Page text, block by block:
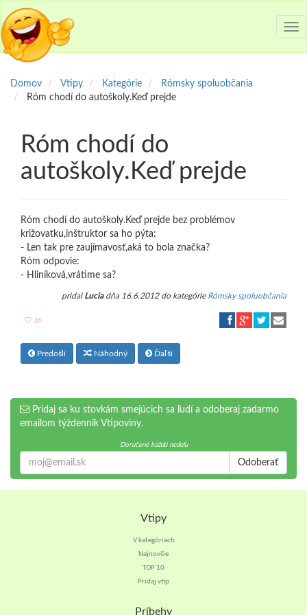
Domov Vtipy Kategórie
Rómsky spoluobčania
Róm chodí do autoškoly.Keď prejde
Róm chodí do
autoškoly.Keď prejde
Róm chodí do autoškoly.Keď prejde bez problémov
križovatku,inštruktor sa ho pýta:
- Len tak pre zaujímavosť,aká to bola značka?
Róm odpovie:
- Hliníková,vrátime sa?
pridal Luciadňa 16.6.2012 do kategórie Rómsky spoluobčania
36
Predošlí Náhodný Ďaľší
Pridaj sa ku stovkám smejúcich sa ľudí a odoberaj zadarmo
emailom týždenník Vtipoviny.
Doručené každú nedeľu
Odoberať
Vtipy
V kategóriach
Najnovšie
TOP 10
Pridaj vtip
Príbehy